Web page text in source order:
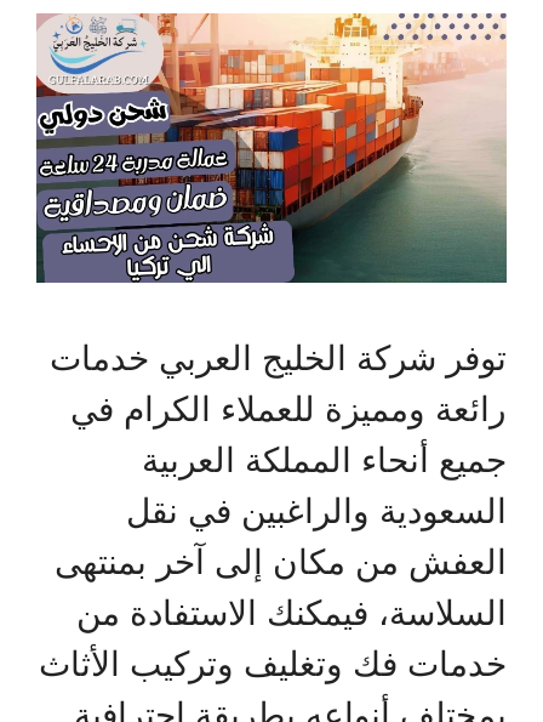
توفر شركة الخليج العربي خدمات
رائعة ومميزة للعملاء الكرام في
جميع أنحاء المملكة العربية
السعودية والراغبين في نقل
العفش من مكان إلى آخر بمنتهى
السلاسة، فيمكنك الاستفادة من
خدمات فك وتغليف وتركيب الأثاث